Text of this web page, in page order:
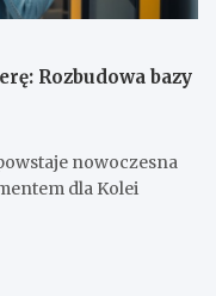
Rozbudowa bazy
nowoczesna
dla Kolei